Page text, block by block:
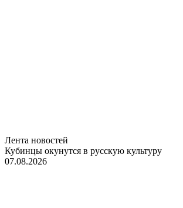
Лента новостей
Кубинцы окунутся в русскую культуру
07.08.2026